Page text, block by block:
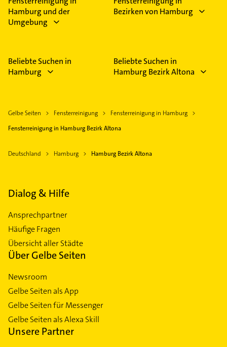
Hamburg und der
Umgebung
Bezirken von Hamburg
Beliebte Suchen in
Hamburg
Beliebte Suchen in
Hamburg Bezirk Altona
Gelbe Seiten Fensterreinigung
Fensterreinigung in Hamburg
Fensterreinigung in Hamburg Bezirk Altona
Deutschland Hamburg Hamburg Bezirk Altona
Dialog & Hilfe
Ansprechpartner
Häufige Fragen
Übersicht aller Städte
Über Gelbe Seiten
Newsroom
Gelbe Seiten als App
Gelbe Seiten für Messenger
Gelbe Seiten als Alexa Skill
Unsere Partner